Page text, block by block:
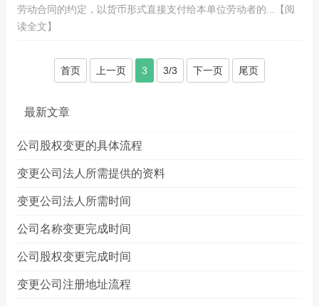
劳动合同的约定，以货币形式直接支付给本单位劳动者的...【阅
读全文】
首页 上一页 3 3/3 下一页 尾页
最新文章
公司股权变更的具体流程
变更公司法人所需提供的资料
变更公司法人所需时间
公司名称变更完成时间
公司股权变更完成时间
变更公司注册地址流程